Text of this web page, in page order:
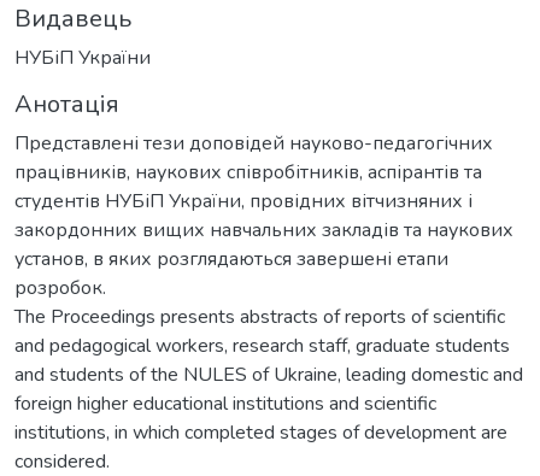
Видавець
НУБіП України
Анотація
Представлені тези доповідей науково-педагогічних
працівників, наукових співробітників, аспірантів та
студентів НУБіП України, провідних вітчизняних і
закордонних вищих навчальних закладів та наукових
установ, в яких розглядаються завершені етапи
розробок.
The Proceedings presents abstracts of reports of scientific
and pedagogical workers, research staff, graduate students
and students of the NULES of Ukraine, leading domestic and
foreign higher educational institutions and scientific
institutions, in which completed stages of development are
considered.